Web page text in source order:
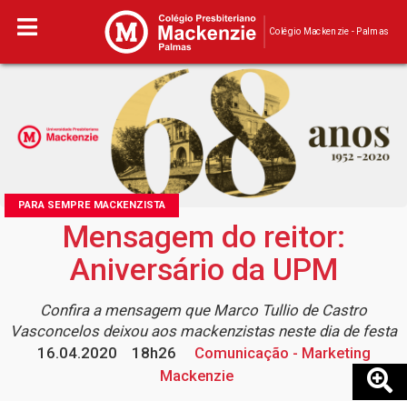
Colégio Mackenzie - Palmas
PARA SEMPRE MACKENZISTA
Mensagem do reitor:
Aniversário da UPM
Confira a mensagem que Marco Tullio de Castro
Vasconcelos deixou aos mackenzistas neste dia de festa
16.04.2020
18h26
Comunicação - Marketing
Mackenzie